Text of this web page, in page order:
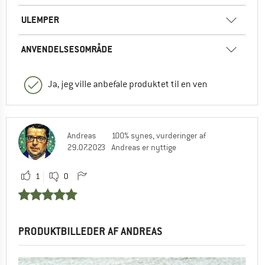
ULEMPER
ANVENDELSESOMRÅDE
Ja, jeg ville anbefale produktet til en ven
Andreas
29.07.2023
100% synes, vurderinger af
Andreas er nyttige
1 0
PRODUKTBILLEDER AF ANDREAS